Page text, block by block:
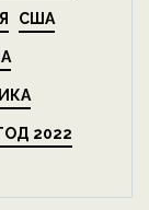
США
2022